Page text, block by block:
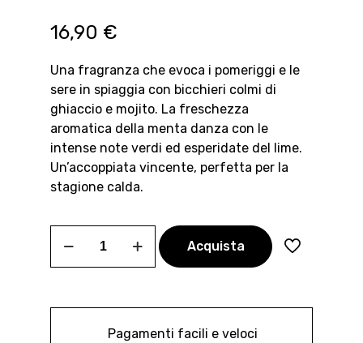
16,90 €
Una fragranza che evoca i pomeriggi e le
sere in spiaggia con bicchieri colmi di
ghiaccio e mojito. La freschezza
aromatica della menta danza con le
intense note verdi ed esperidate del lime.
Un’accoppiata vincente, perfetta per la
stagione calda.
LIME
Acquista
Pagamenti facili e veloci